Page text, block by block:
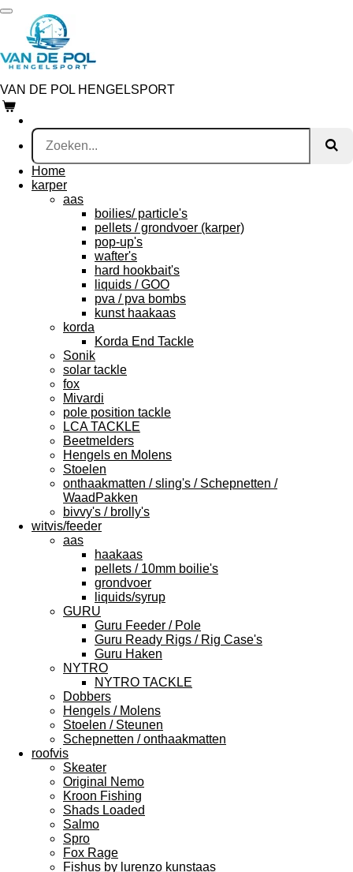
Ga
direct
naar
de
hoofdinhoud
VAN DE POL HENGELSPORT
Home
karper
aas
boilies/ particle's
pellets / grondvoer (karper)
pop-up's
wafter's
hard hookbait's
liquids / GOO
pva / pva bombs
kunst haakaas
korda
Korda End Tackle
Sonik
solar tackle
fox
Mivardi
pole position tackle
LCA TACKLE
Beetmelders
Hengels en Molens
Stoelen
onthaakmatten / sling's / Schepnetten /
WaadPakken
bivvy's / brolly's
witvis/feeder
aas
haakaas
pellets / 10mm boilie's
grondvoer
liquids/syrup
GURU
Guru Feeder / Pole
Guru Ready Rigs / Rig Case's
Guru Haken
NYTRO
NYTRO TACKLE
Dobbers
Hengels / Molens
Stoelen / Steunen
Schepnetten / onthaakmatten
roofvis
Skeater
Original Nemo
Kroon Fishing
Shads Loaded
Salmo
Spro
Fox Rage
Fishus by lurenzo kunstaas